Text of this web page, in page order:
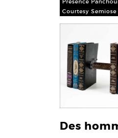
Présence
Courtesy
Des